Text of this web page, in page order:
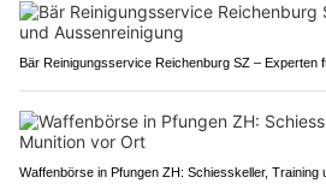
Bär Reinigungsservice Reichenburg SZ – Experten
Waffenbörse in Pfungen ZH: Schiesskeller, Training